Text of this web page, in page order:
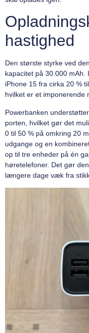
hastighed
Den største styrke ved
kapacitet på 30.000 mAh.
iPhone 15 fra cirka 20 %
hvilket er et imponerende
Powerbanken
porten, hvilket gør det
0 til 50 % på omkring 20
udgange og en
op til tre enheder på én
høretelefoner. Det gør
længere dage væk fra